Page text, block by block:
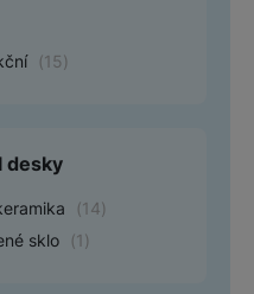
(15)
desky
(14)
sklo
(1 )